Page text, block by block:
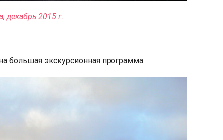
декабрь 2015 г.
большая экскурсионная программа